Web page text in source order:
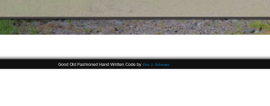
Good Old Fashioned Hand Written Code byEric J. Schwarz